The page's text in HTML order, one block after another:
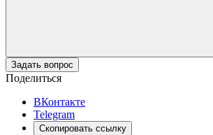
Задать вопрос
Поделиться
ВКонтакте
Telegram
Скопировать ссылку